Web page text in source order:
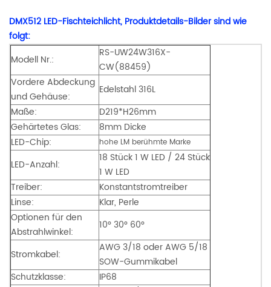
DMX512 LED-Fischteichlicht, Produktdetails-Bilder sind wie
folgt:
Modell Nr.:
RS-UW24W316X-
CW(88459)
Vordere Abdeckung
und Gehäuse:
Edelstahl 316L
Maße:
D219*H26mm
Gehärtetes Glas:
8mm Dicke
LED-Chip:
hohe LM berühmte Marke
LED-Anzahl:
18 Stück 1 W LED / 24 Stück
1 W LED
Treiber:
Konstantstromtreiber
Linse:
Klar, Perle
Optionen für den
Abstrahlwinkel:
10° 30° 60°
Stromkabel:
AWG 3/18 oder AWG 5/18
SOW-Gummikabel
Schutzklasse:
IP68